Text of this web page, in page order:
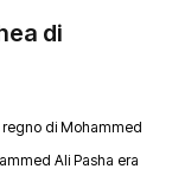
di
di Mohammed
Ali Pasha era